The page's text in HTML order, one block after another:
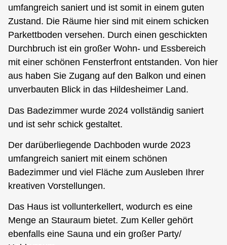
umfangreich saniert und ist somit in einem guten
Zustand. Die Räume hier sind mit einem schicken
Parkettboden versehen. Durch einen geschickten
Durchbruch ist ein großer Wohn- und Essbereich
mit einer schönen Fensterfront entstanden. Von hier
aus haben Sie Zugang auf den Balkon und einen
unverbauten Blick in das Hildesheimer Land.
Das Badezimmer wurde 2024 vollständig saniert
und ist sehr schick gestaltet.
Der darüberliegende Dachboden wurde 2023
umfangreich saniert mit einem schönen
Badezimmer und viel Fläche zum Ausleben Ihrer
kreativen Vorstellungen.
Das Haus ist vollunterkellert, wodurch es eine
Menge an Stauraum bietet. Zum Keller gehört
ebenfalls eine Sauna und ein großer Party/